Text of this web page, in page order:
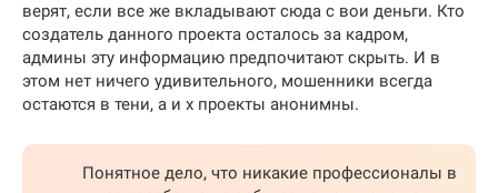
верят, если все же вкладывают сюда с вои деньги. Кто
создатель данного проекта осталось за кадром,
админы эту информацию предпочитают скрыть. И в
этом нет ничего удивительного, мошенники всегда
остаются в тени, а и х проекты анонимны.
Понятное дело, что никакие профессионалы в